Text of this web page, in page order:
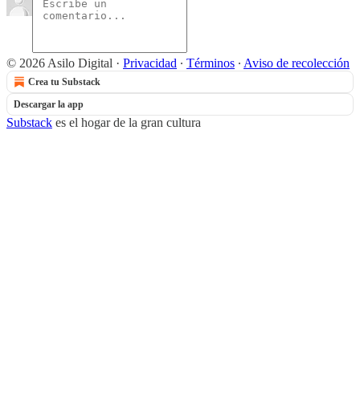
© 2026 Asilo Digital · Privacidad ∙ Términos ∙ Aviso de recolección
Crea tu Substack
Descargar la app
Substack es el hogar de la gran cultura